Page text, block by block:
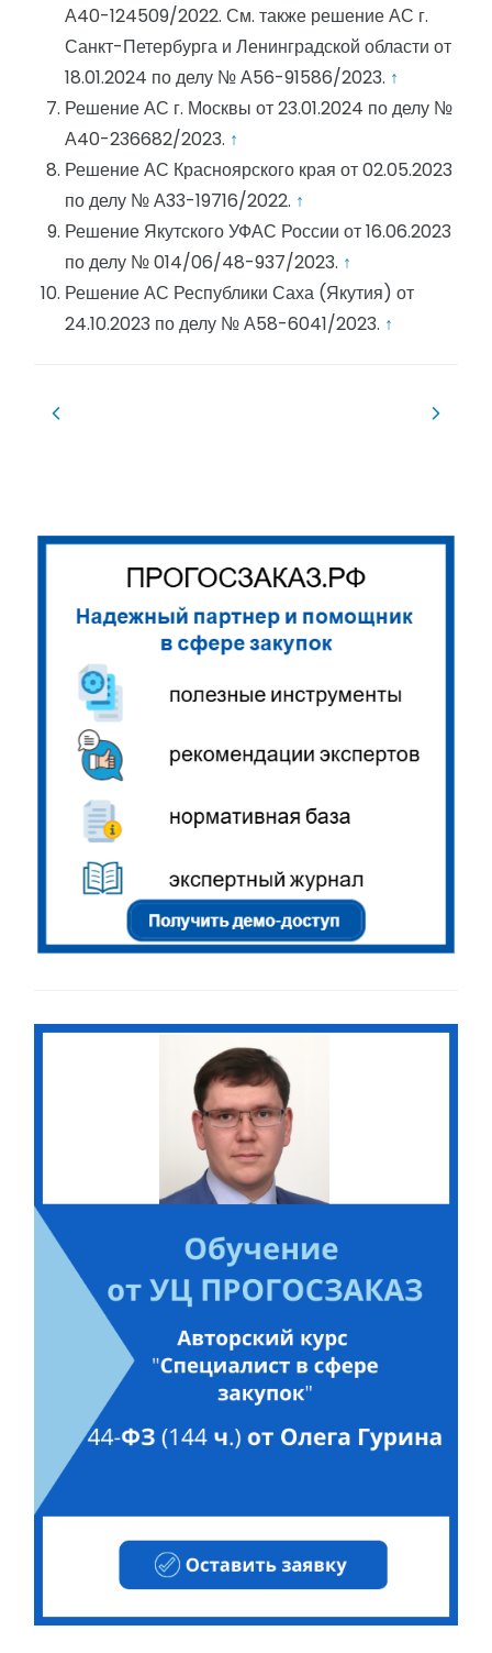
А40-124509/2022. См. также решение АС г.
Санкт-Петербурга и Ленинградской области от
18.01.2024 по делу № А56-91586/2023. ↑
Решение АС г. Москвы от 23.01.2024 по делу №
А40-236682/2023. ↑
Решение АС Красноярского края от 02.05.2023
по делу № А33-19716/2022. ↑
Решение Якутского УФАС России от 16.06.2023
по делу № 014/06/48-937/2023. ↑
Решение АС Республики Саха (Якутия) от
24.10.2023 по делу № А58-6041/2023. ↑